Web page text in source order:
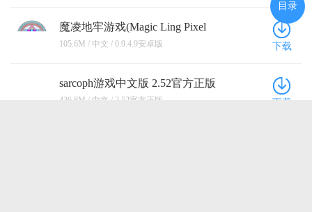
魔凌地牢游戏(Magic Ling Pixel
Dungeon) 0.9.4.9安卓版
105.6M / 中文 / 0.9.4.9安卓版 下载
sarcoph游戏中文版 2.52官方正版
436.8M / 中文 / 2.52官方正版 下载
目录